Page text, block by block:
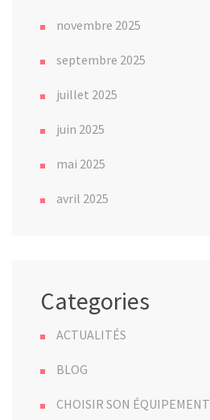
novembre 2025
septembre 2025
juillet 2025
juin 2025
mai 2025
avril 2025
Categories
ACTUALITÉS
BLOG
CHOISIR SON ÉQUIPEMENT